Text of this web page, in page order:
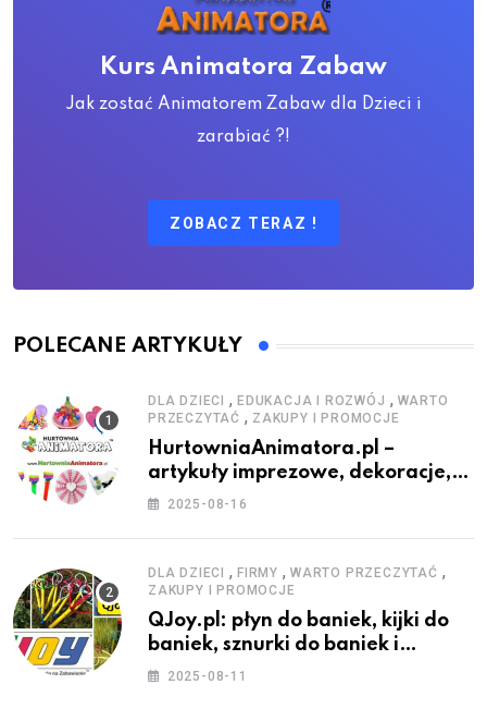
Kurs Animatora Zabaw
Jak zostać Animatorem Zabaw dla Dzieci i
zarabiać ?!
ZOBACZ TERAZ !
POLECANE ARTYKUŁY
DLA DZIECI , EDUKACJA I ROZWÓJ , WARTO
PRZECZYTAĆ , ZAKUPY I PROMOCJE
HurtowniaAnimatora.pl –
artykuły imprezowe, dekoracje,
stroje i akcesoria dla animatorów
2025-08-16
DLA DZIECI , FIRMY , WARTO PRZECZYTAĆ ,
ZAKUPY I PROMOCJE
QJoy.pl: płyn do baniek, kijki do
baniek, sznurki do baniek i
zestawy do baniek
2025-08-11